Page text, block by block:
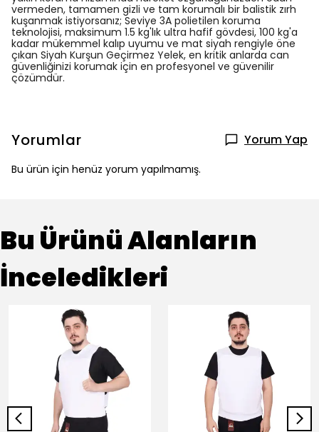
vermeden, tamamen gizli ve tam korumalı bir balistik zırh
kuşanmak istiyorsanız; Seviye 3A polietilen koruma
teknolojisi, maksimum 1.5 kg'lık ultra hafif gövdesi, 100 kg'a
kadar mükemmel kalıp uyumu ve mat siyah rengiyle öne
çıkan Siyah Kurşun Geçirmez Yelek, en kritik anlarda can
güvenliğinizi korumak için en profesyonel ve güvenilir
çözümdür.
Yorumlar Yorum Yap
Bu ürün için henüz yorum yapılmamış.
Bu Ürünü Alanların
İnceledikleri